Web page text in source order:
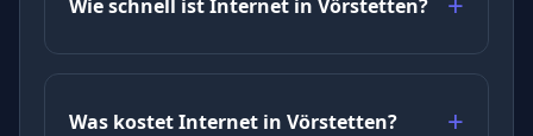
Wie schnell ist Internet in Vörstetten?
Was kostet Internet in Vörstetten?